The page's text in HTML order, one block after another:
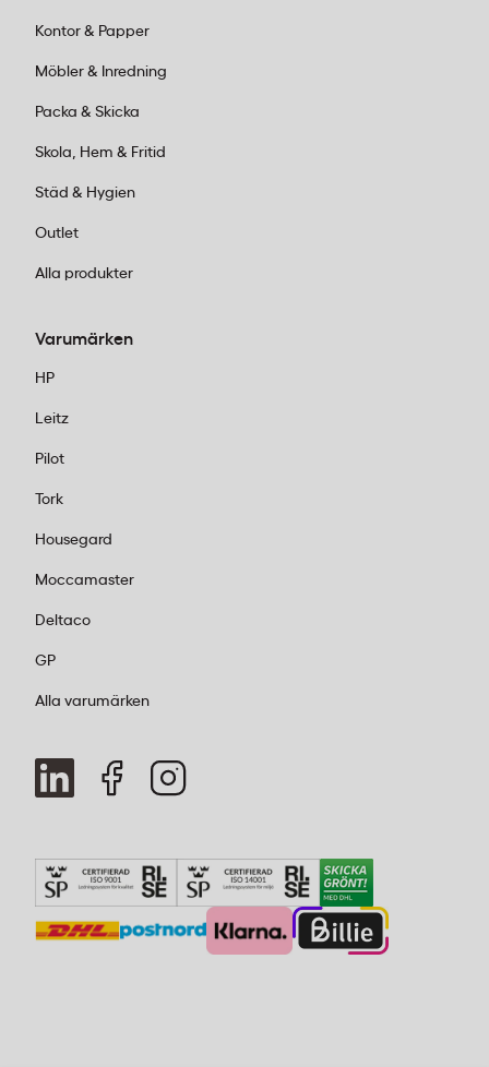
Kontor & Papper
Möbler & Inredning
Packa & Skicka
Skola, Hem & Fritid
Städ & Hygien
Outlet
Alla produkter
Varumärken
HP
Leitz
Pilot
Tork
Housegard
Moccamaster
Deltaco
GP
Alla varumärken